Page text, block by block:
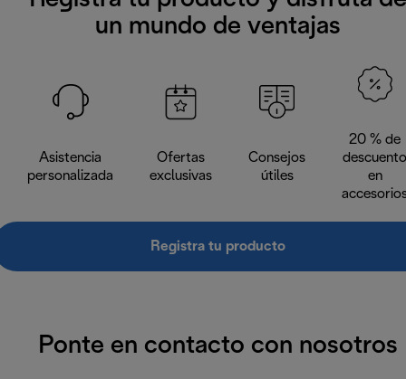
un mundo de ventajas
Asistencia
personalizada
Ofertas
exclusivas
Consejos
útiles
20 % de
descuento
en
Registra tu producto
Ponte en contacto con nosotros